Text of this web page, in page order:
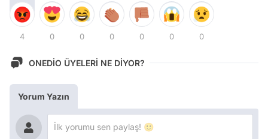
4 0 0 0 0 0 0
ONEDİO ÜYELERİ NE DİYOR?
Yorum Yazın